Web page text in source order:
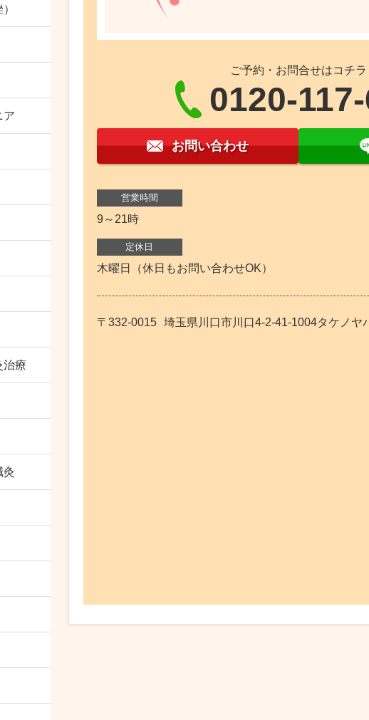
ご予約・お問合せはコチラ
0120-
お問い合わせ
営業時間
9～21時
定休日
木曜日（休日もお問い合わせOK）
〒332-0015 埼玉県川口市川口4-2-41-1004タケノヤ
ア
治療
灸